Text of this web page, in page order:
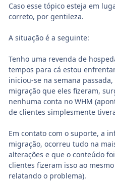
Caso esse tópico esteja em
correto, por gentileza.
A situação é a seguinte:
Tenho uma revenda de
tempos para cá estou
iniciou-se na semana
migração que eles fizeram,
nenhuma conta no WHM
de clientes simplesmente
Em contato com o suporte, a
migração, ocorreu tudo na
alterações e que o conteúdo
clientes fizeram isso ao
relatando o problema).